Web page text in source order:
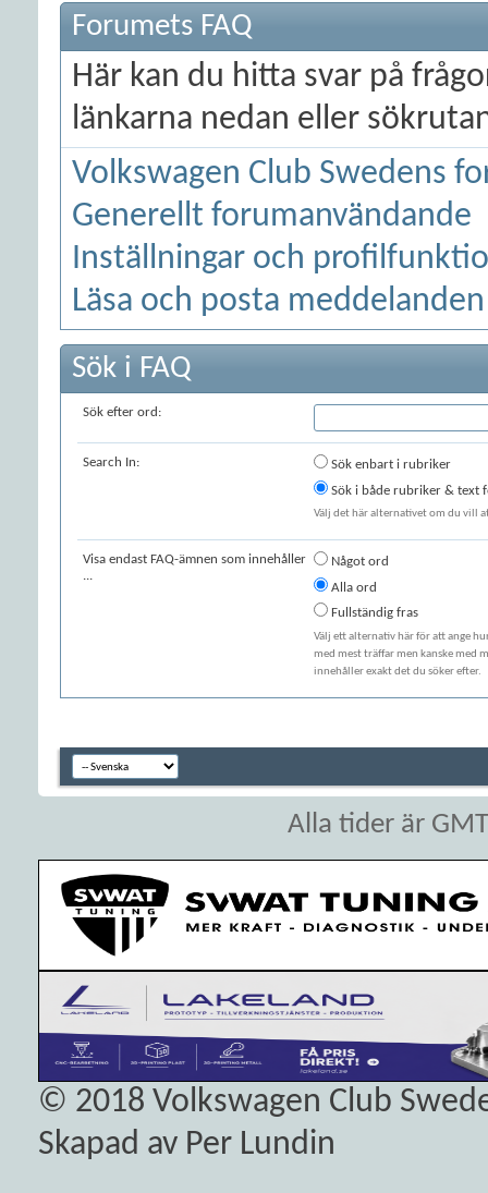
Forumets FAQ
Här kan du hitta svar på
länkarna nedan eller
Volkswagen Club Swedens
Generellt forumanvändande
Inställningar och
Läsa och posta meddelanden
Sök i FAQ
Sök efter ord:
Search In:
Sök enbart i rubriker
Sök i både rubriker & text
Välj det här alternativet om du vill
Visa endast FAQ-ämnen som innehåller
...
Något ord
Alla ord
Fullständig fras
Välj ett alternativ här för att ange
med mest träffar men kanske med
innehåller exakt det du söker efter.
Alla tider är
© 2018 Volkswagen Club
Skapad av Per Lundin